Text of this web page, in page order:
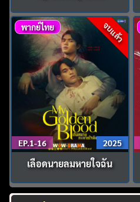
จบแล้ว
พากย์ไทย
EP.1-16 2025
เลือดนายลมหายใจฉัน